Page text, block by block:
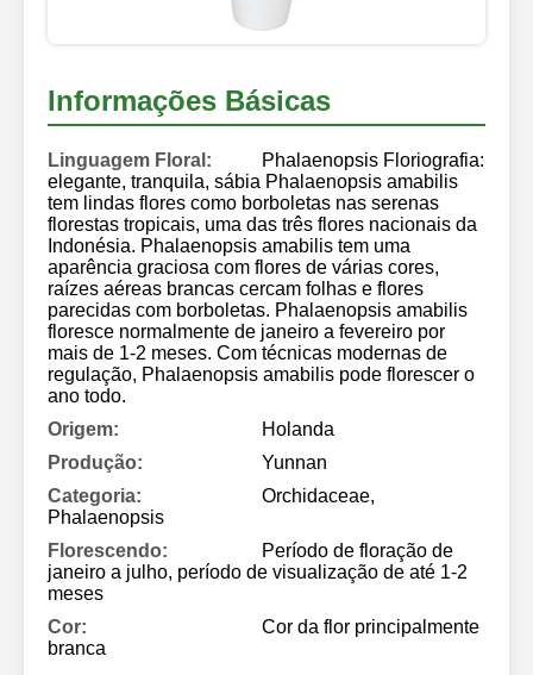
Informações Básicas
Linguagem Floral:
Phalaenopsis Floriografia:
elegante, tranquila, sábia Phalaenopsis amabilis
tem lindas flores como borboletas nas serenas
florestas tropicais, uma das três flores nacionais da
Indonésia. Phalaenopsis amabilis tem uma
aparência graciosa com flores de várias cores,
raízes aéreas brancas cercam folhas e flores
parecidas com borboletas. Phalaenopsis amabilis
floresce normalmente de janeiro a fevereiro por
mais de 1-2 meses. Com técnicas modernas de
regulação, Phalaenopsis amabilis pode florescer o
ano todo.
Origem:
Holanda
Produção:
Yunnan
Categoria:
Orchidaceae,
Phalaenopsis
Florescendo:
Período de floração de
janeiro a julho, período de visualização de até 1-2
meses
Cor:
Cor da flor principalmente
branca